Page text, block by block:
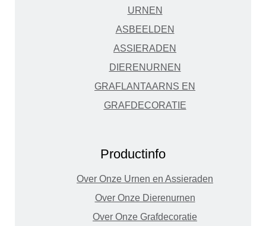
URNEN
ASBEELDEN
ASSIERADEN
DIERENURNEN
GRAFLANTAARNS EN
GRAFDECORATIE
Productinfo
Over Onze Urnen en Assieraden
Over Onze Dierenurnen
Over Onze Grafdecoratie